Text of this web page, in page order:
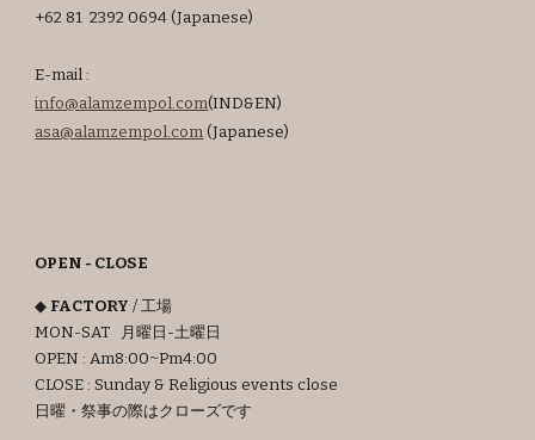
+62 81 2392 0694 (Japanese)
E-mail :
info@alamzempol.com(IND&EN)
asa@alamzempol.com (Japanese)
OPEN - CLOSE
◆ FACTORY / 工場
MON-SAT 月曜日-土曜日
OPEN : Am8:00~Pm4:00
CLOSE : Sunday & Religious events close
日曜・祭事の際はクローズです